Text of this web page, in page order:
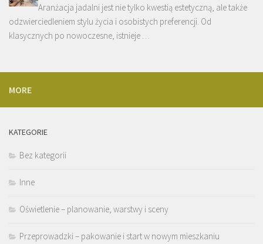
Aranżacja jadalni jest nie tylko kwestią estetyczną, ale także
odzwierciedleniem stylu życia i osobistych preferencji. Od
klasycznych po nowoczesne, istnieje …
MORE
KATEGORIE
Bez kategorii
Inne
Oświetlenie – planowanie, warstwy i sceny
Przeprowadzki – pakowanie i start w nowym mieszkaniu